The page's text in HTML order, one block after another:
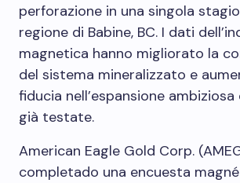
perforazione in una singola
regione di Babine, BC. I dati
magnetica hanno migliorato la
del sistema mineralizzato e
fiducia nell’espansione
già testate.
American Eagle Gold Corp.
completado una encuesta